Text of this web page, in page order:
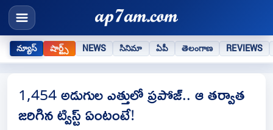
న్యూస్ షార్ట్స్ NEWS సినిమా ఏపీ తెలంగాణ REVIEWS
1,454 అడుగుల ఎత్తులో ప్రపోజ్‌.. ఆ తర్వాత
జరిగిన ట్విస్ట్‌ ఏంటంటే!